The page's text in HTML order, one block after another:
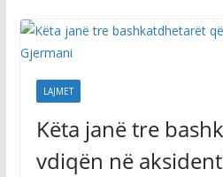
LAJMET
Këta janë tre
vdiqën në